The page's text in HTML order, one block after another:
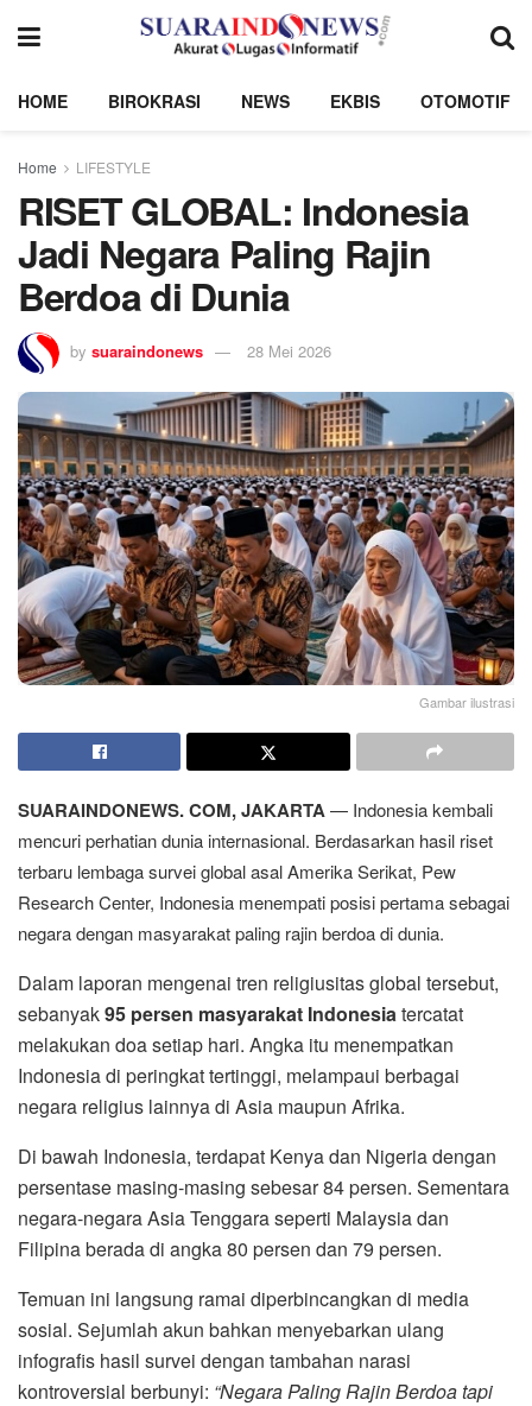
HOME BIROKRASI NEWS EKBIS OTOMOTIF
Home LIFESTYLE
RISET GLOBAL: Indonesia
Jadi Negara Paling Rajin
Berdoa di Dunia
by suaraindonews 28 Mei 2026
Gambar ilustrasi
SUARAINDONEWS. COM, JAKARTA— Indonesia kembali
mencuri perhatian dunia internasional. Berdasarkan hasil riset
terbaru lembaga survei global asal Amerika Serikat, Pew
Research Center, Indonesia menempati posisi pertama sebagai
negara dengan masyarakat paling rajin berdoa di dunia.
Dalam laporan mengenai tren religiusitas global tersebut,
sebanyak95 persen masyarakat Indonesiatercatat
melakukan doa setiap hari. Angka itu menempatkan
Indonesia di peringkat tertinggi, melampaui berbagai
negara religius lainnya di Asia maupun Afrika.
Di bawah Indonesia, terdapat Kenya dan Nigeria dengan
persentase masing-masing sebesar 84 persen. Sementara
negara-negara Asia Tenggara seperti Malaysia dan
Filipina berada di angka 80 persen dan 79 persen.
Temuan ini langsung ramai diperbincangkan di media
sosial. Sejumlah akun bahkan menyebarkan ulang
infografis hasil survei dengan tambahan narasi
kontroversial berbunyi: “Negara Paling Rajin Berdoa tapi